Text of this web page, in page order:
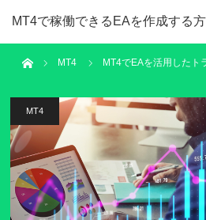
MT4で稼働できるEAを作成する
ホーム MT4 MT4でEAを活用したト
MT4